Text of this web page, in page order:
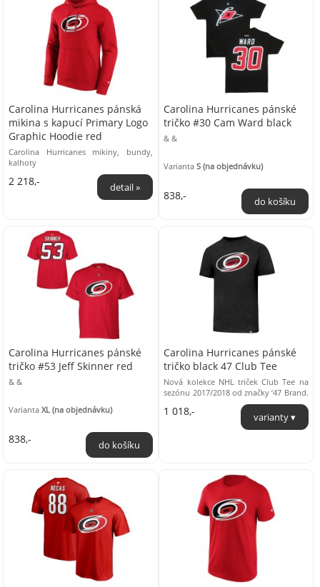
Carolina Hurricanes pánská
mikina s kapucí Primary Logo
Graphic Hoodie red
Carolina Hurricanes mikiny, bundy,
kalhoty
2 218,-
Carolina Hurricanes pánské
tričko #30 Cam Ward black
& &
VariantaS (na objednávku)
838,-
Carolina Hurricanes pánské
tričko #53 Jeff Skinner red
& &
VariantaXL (na objednávku)
838,-
Carolina Hurricanes pánské
tričko black 47 Club Tee
Nová kolekce NHL triček Club Tee na
sezónu 2017/2018 od značky ’47 Brand.
Materiál: 70% bavlna, 30% polyester
Oficiálně ...
1 018,-